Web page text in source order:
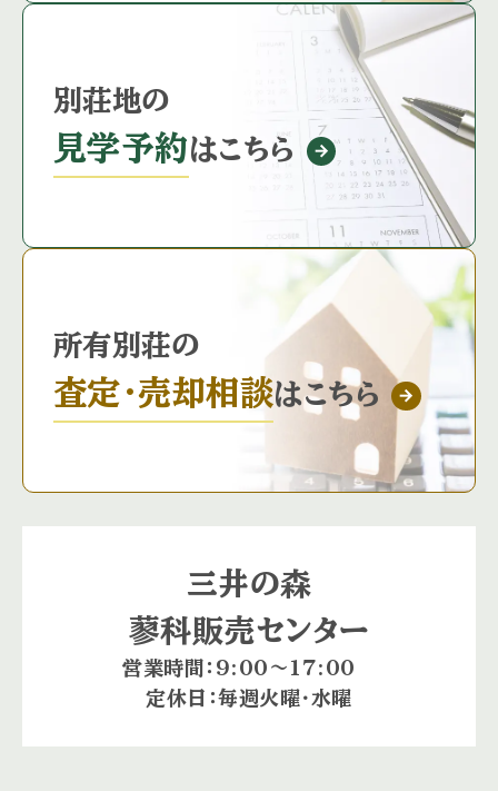
別荘地の
見学予約はこちら
所有別荘の
査定・売却相談はこちら
三井の森
蓼科販売センター
営業時間：9:00〜17:00
定休日：毎週火曜・水曜